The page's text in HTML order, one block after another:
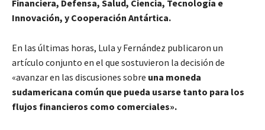
Financiera, Defensa, Salud, Ciencia, Tecnología e
Innovación, y Cooperación Antártica.
En las últimas horas, Lula y Fernández publicaron un
artículo conjunto en el que sostuvieron la decisión de
«avanzar en las discusiones sobre una moneda
sudamericana común que pueda usarse tanto para los
flujos financieros como comerciales».